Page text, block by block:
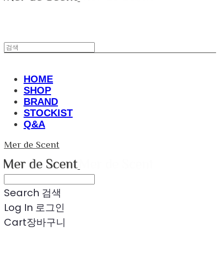
HOME
SHOP
BRAND
STOCKIST
Q&A
Mer de Scent
Search 검색
Log In 로그인
Cart장바구니